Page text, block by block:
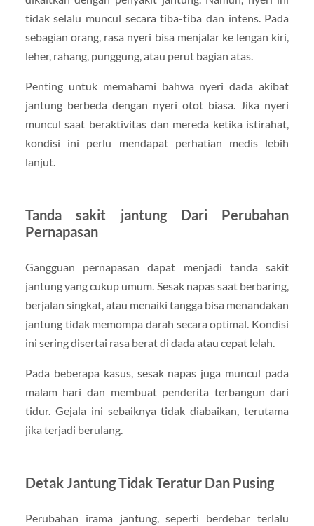
tidak selalu muncul secara tiba-tiba dan intens. Pada
sebagian orang, rasa nyeri bisa menjalar ke lengan kiri,
leher, rahang, punggung, atau perut bagian atas.
Penting untuk memahami bahwa nyeri dada akibat
jantung berbeda dengan nyeri otot biasa. Jika nyeri
muncul saat beraktivitas dan mereda ketika istirahat,
kondisi ini perlu mendapat perhatian medis lebih
lanjut.
Tanda sakit jantung Dari Perubahan
Pernapasan
Gangguan pernapasan dapat menjadi tanda sakit
jantung yang cukup umum. Sesak napas saat berbaring,
berjalan singkat, atau menaiki tangga bisa menandakan
jantung tidak memompa darah secara optimal. Kondisi
ini sering disertai rasa berat di dada atau cepat lelah.
Pada beberapa kasus, sesak napas juga muncul pada
malam hari dan membuat penderita terbangun dari
tidur. Gejala ini sebaiknya tidak diabaikan, terutama
jika terjadi berulang.
Detak Jantung Tidak Teratur Dan Pusing
Perubahan irama jantung, seperti berdebar terlalu